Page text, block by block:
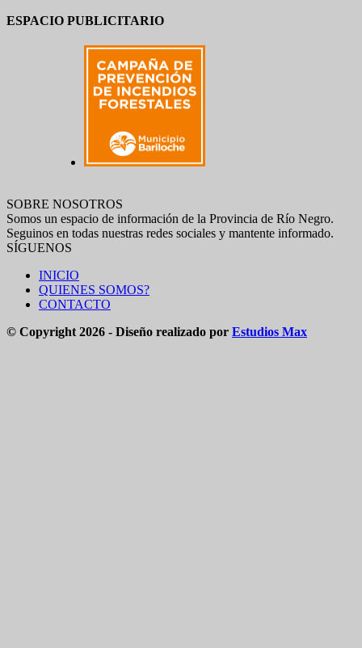
ESPACIO PUBLICITARIO
SOBRE NOSOTROS
Somos un espacio de información de la Provincia de Río Negro.
Seguinos en todas nuestras redes sociales y mantente informado.
SÍGUENOS
INICIO
QUIENES SOMOS?
CONTACTO
© Copyright 2026 - Diseño realizado por Estudios Max